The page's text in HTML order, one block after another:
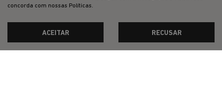
concorda com nossas Políticas.
ACEITAR RECUSAR